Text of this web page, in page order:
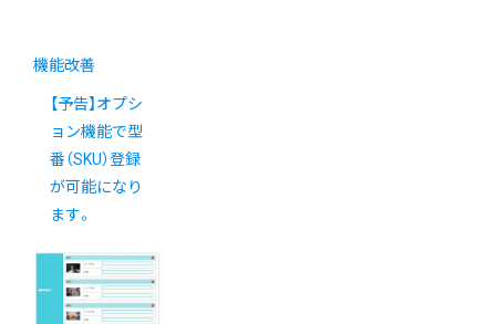
機能改善
【予告】オプシ
ョン機能で型
番（SKU）登録
が可能になり
ます。